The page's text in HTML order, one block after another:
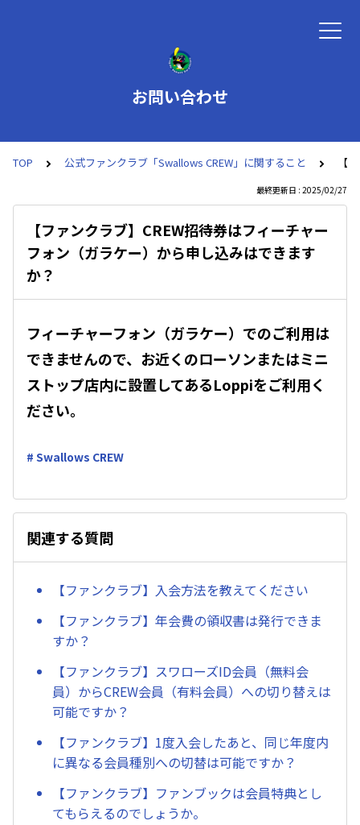
お問い合わせ
TOP 公式ファンクラブ「Swallows CREW」に関すること 【
最終更新日 : 2025/02/27
【ファンクラブ】CREW招待券はフィーチャー
フォン（ガラケー）から申し込みはできます
か？
フィーチャーフォン（ガラケー）でのご利用は
できませんので、お近くのローソンまたはミニ
ストップ店内に設置してあるLoppiをご利用く
ださい。
# Swallows CREW
関連する質問
【ファンクラブ】入会方法を教えてください
【ファンクラブ】年会費の領収書は発行できま
すか？
【ファンクラブ】スワローズID会員（無料会
員）からCREW会員（有料会員）への切り替えは
可能ですか？
【ファンクラブ】1度入会したあと、同じ年度内
に異なる会員種別への切替は可能ですか？
【ファンクラブ】ファンブックは会員特典とし
てもらえるのでしょうか。